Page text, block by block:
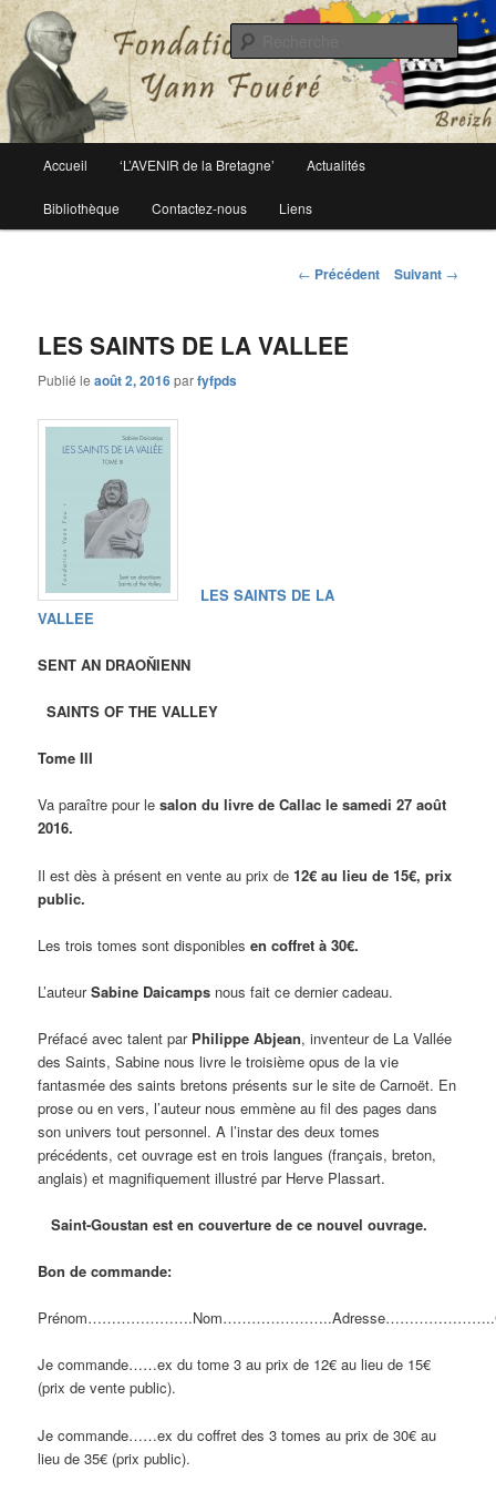
Fondation Yann Fouéré
Le site officiel de la fondation Yann Fouéré
principal
Aller
au
Accueil ‘L’AVENIR de la Bretagne’ Actualités
Bibliothèque Contactez-nous Liens
Navigation
← Précédent Suivant →
LES SAINTS DE LA VALLEE
Publié leaoût 2, 2016parfyfpds
LES SAINTS DE LA
VALLEE
SENT AN DRAOŇIENN
SAINTS OF THE VALLEY
Tome III
Va paraître pour lesalon du livre de Callac le samedi 27 août
2016.
Il est dès à présent en vente au prix de 12€ au lieu de 15€, prix
public.
Les trois tomes sont disponiblesen coffret à 30€.
L’auteurSabine Daicamps nous fait ce dernier cadeau.
Préfacé avec talent par Philippe Abjean, inventeur de La Vallée
des Saints, Sabine nous livre le troisième opus de la vie
fantasmée des saints bretons présents sur le site de Carnoët. En
prose ou en vers, l’auteur nous emmène au fil des pages dans
son univers tout personnel. A l’instar des deux tomes
précédents, cet ouvrage est en trois langues (français, breton,
anglais) et magnifiquement illustré par Herve Plassart.
Saint-Goustan est en couverture de ce nouvel ouvrage.
Bon de commande:
Je commande……ex du tome 3 au prix de 12€ au lieu de 15€
(prix de vente public).
Je commande……ex du coffret des 3 tomes au prix de 30€ au
lieu de 35€ (prix public).